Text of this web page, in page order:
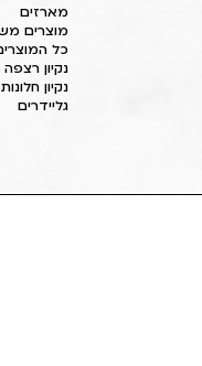
מארזים
מוצרים
כל
נקיון רצפה
נקיון חלונות
גליידרים